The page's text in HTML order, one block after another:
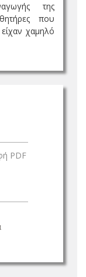
της
που
χαμηλό
PDF